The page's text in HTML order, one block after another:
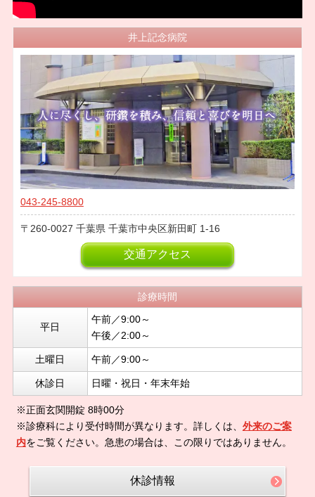
井上記念病院
043-245-8800
260-0027 千葉県 千葉市中央区新田町 1-16
交通アクセス
診療時間
平日
午前／9:00～
午後／2:00～
土曜日 午前／9:00～
休診日 日曜・祝日・年末年始
※正面玄関開錠 8時00分
※診療科により受付時間が異なります。詳しくは、 外来のご案
内をご覧ください。急患の場合は、この限りではありません。
休診情報